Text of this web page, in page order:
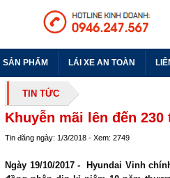
SẢN PHẨM LÁI XE AN TOÀN
TIN TỨC
Khuyễn mãi lên đến
Tin đăng ngày: 1/3/2018 - Xem: 2749
Ngày 19/10/2017 - Hyundai Vinh